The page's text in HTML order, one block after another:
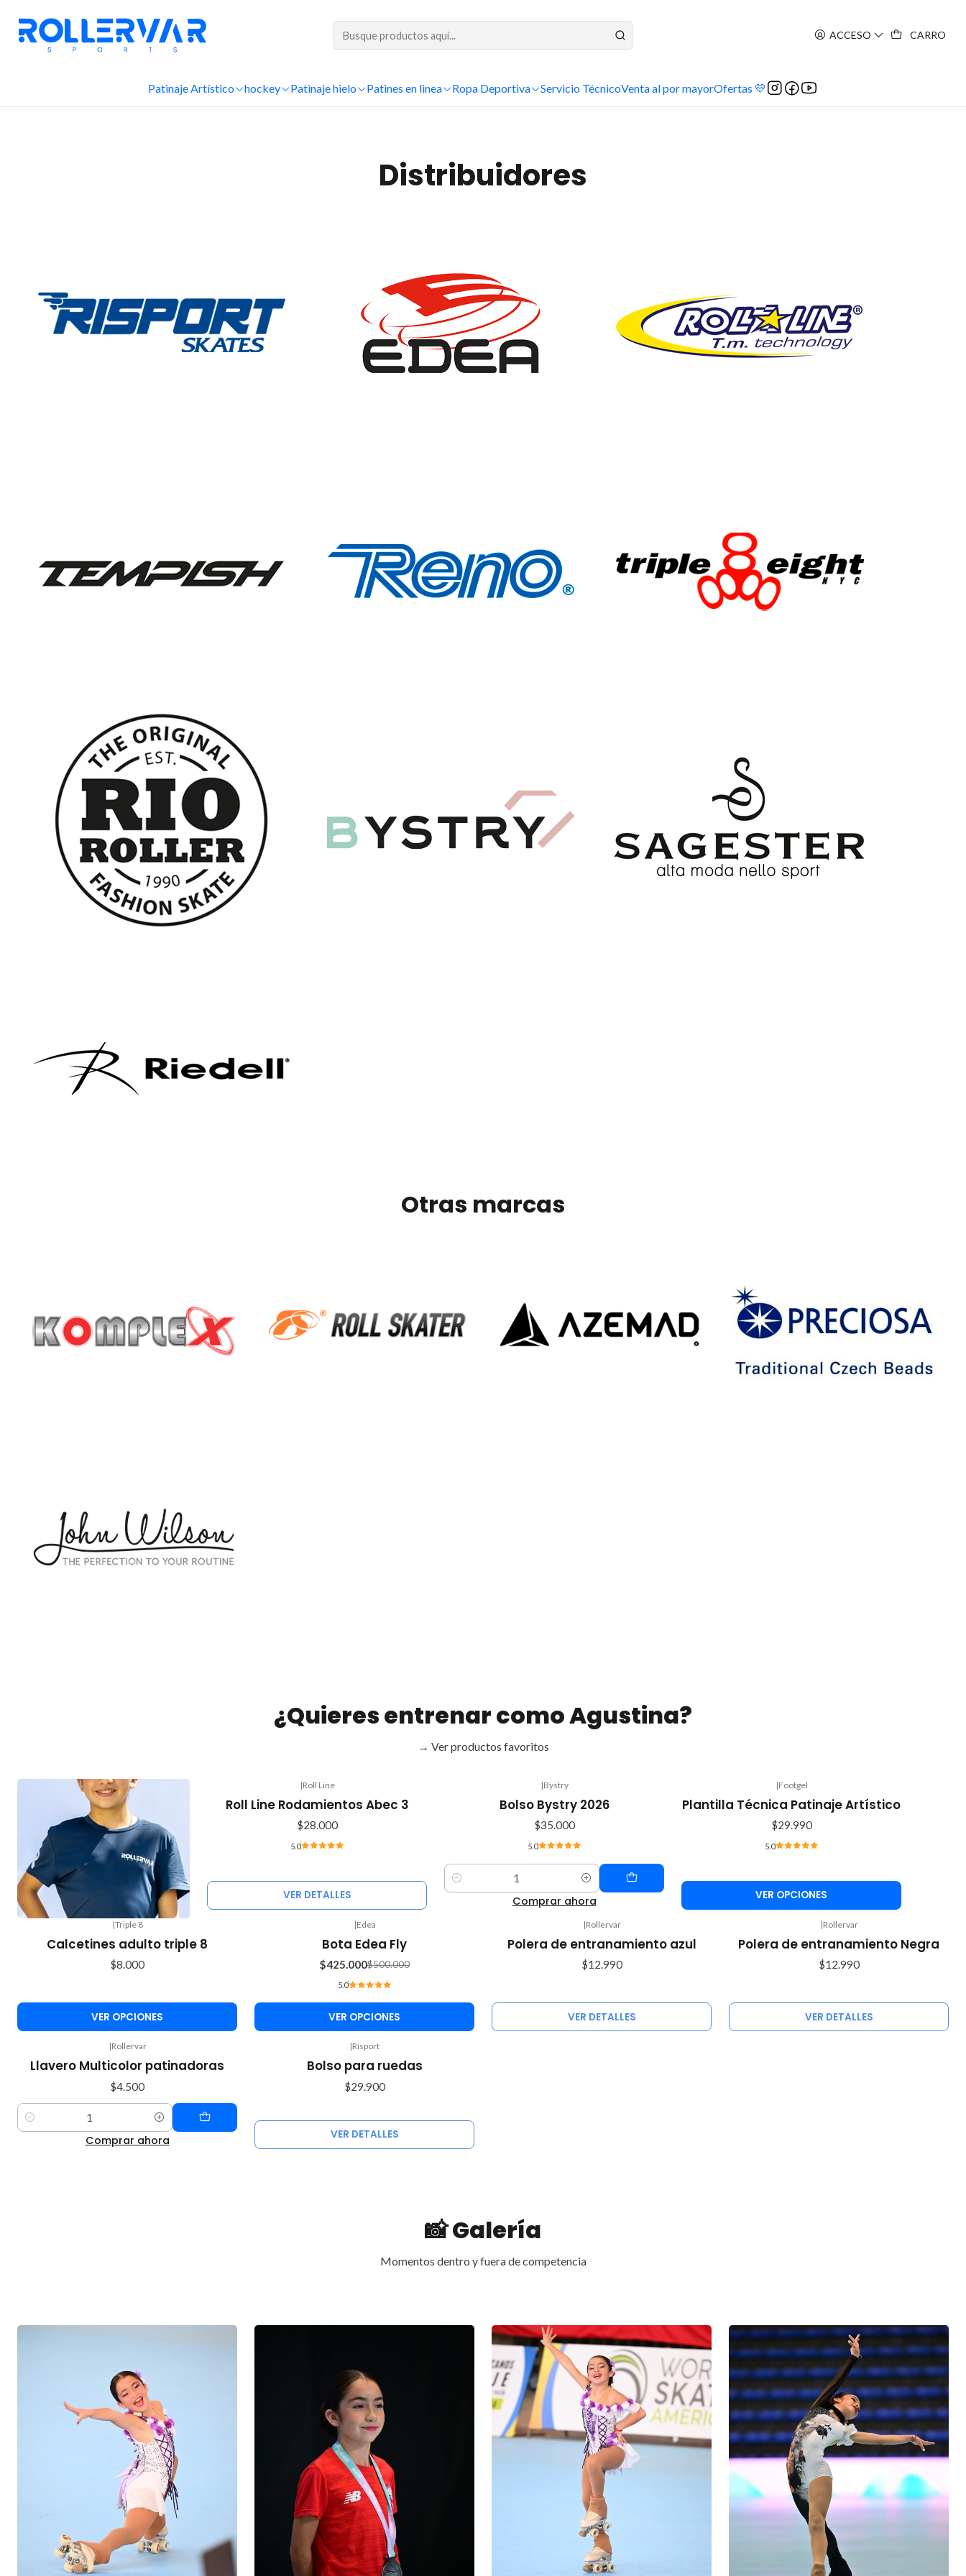
ACCESO CARRO
Patinaje Artístico hockey Patinaje hielo Patines en linea Ropa Deportiva Servicio TécnicoVenta al por mayorOfertas 💛
Nuestras Marcas
Distribuidores
Otras marcas
¿Quieres entrenar como Agustina?
→ Ver productos favoritos
|Roll Line
Roll Line Rodamientos Abec 3
$28.000
5.0
VER DETALLES
|Bystry
Bolso Bystry 2026
$35.000
5.0
Cantidad
Comprar ahora
|Footgel
Plantilla Técnica Patinaje Artístico
$29.990
5.0
VER OPCIONES
|Triple 8
Calcetines adulto triple 8
$8.000
VER OPCIONES
|Edea
Bota Edea Fly
$425.000$500.000
5.0
VER OPCIONES
|Rollervar
Polera de entranamiento azul
$12.990
VER DETALLES
|Rollervar
Polera de entranamiento Negra
$12.990
VER DETALLES
|Rollervar
Llavero Multicolor patinadoras
$4.500
Cantidad
Comprar ahora
|Risport
Bolso para ruedas
$29.900
VER DETALLES
📸 Galería
Momentos dentro y fuera de competencia